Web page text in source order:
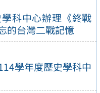
科中心辦理《終戰
的台灣二戰記憶
學年度歷史學科中